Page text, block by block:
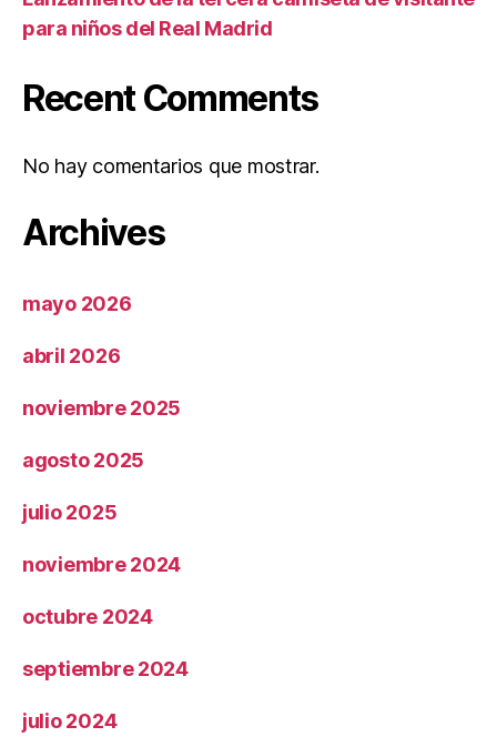
para niños del Real Madrid
Recent Comments
No hay comentarios que mostrar.
Archives
mayo 2026
abril 2026
noviembre 2025
agosto 2025
julio 2025
noviembre 2024
octubre 2024
septiembre 2024
julio 2024